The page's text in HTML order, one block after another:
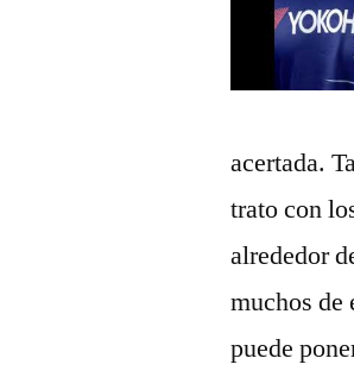
acertada.
trato con
alrededor
muchos de
puede